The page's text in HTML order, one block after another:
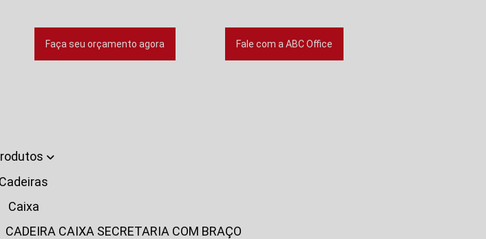
Faça seu orçamento agora Fale com a ABC Office
Produtos
Cadeiras
Caixa
CADEIRA CAIXA SECRETARIA COM BRAÇO